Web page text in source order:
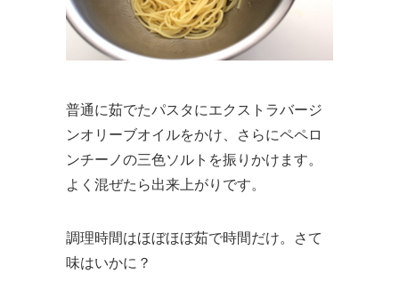
普通に茹でたパスタにエクストラバージ
ンオリーブオイルをかけ、さらにペペロ
ンチーノの三色ソルトを振りかけます。
よく混ぜたら出来上がりです。
調理時間はほぼほぼ茹で時間だけ。さて
味はいかに？